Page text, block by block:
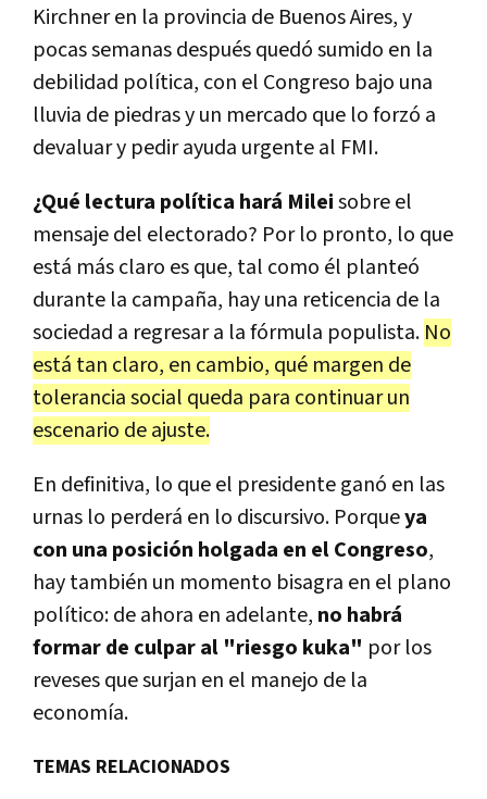
Kirchner en la provincia de Buenos Aires, y
pocas semanas después quedó sumido en la
debilidad política, con el Congreso bajo una
lluvia de piedras y un mercado que lo forzó a
devaluar y pedir ayuda urgente al FMI.
¿Qué lectura política hará Mileisobre el
mensaje del electorado? Por lo pronto, lo que
está más claro es que, tal como él planteó
durante la campaña, hay una reticencia de la
sociedad a regresar a la fórmula populista. No
está tan claro, en cambio, qué margen de
tolerancia social queda para continuar un
escenario de ajuste.
En definitiva, lo que el presidente ganó en las
urnas lo perderá en lo discursivo. Porqueya
con una posición holgada en el Congreso,
hay también un momento bisagra en el plano
político: de ahora en adelante, no habrá
formar de culpar al "riesgo kuka" por los
reveses que surjan en el manejo de la
economía.
TEMAS RELACIONADOS